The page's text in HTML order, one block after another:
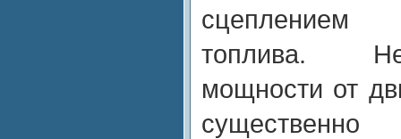
сцеплением
топлива.
мощности от